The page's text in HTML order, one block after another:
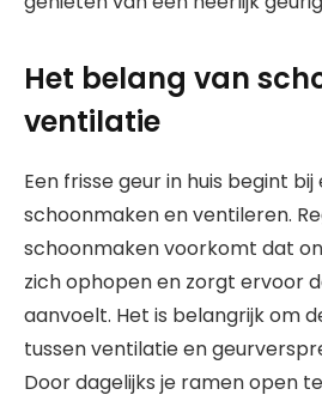
Het belang van
ventilatie
Een frisse geur in huis begint bij
schoonmaken en ventileren.
schoonmaken voorkomt dat
zich ophopen en zorgt ervoor
aanvoelt. Het is belangrijk om
tussen ventilatie en
Door dagelijks je ramen open